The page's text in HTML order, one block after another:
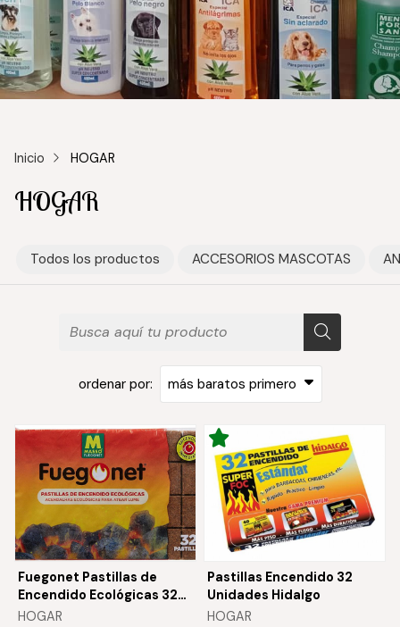
Inicio HOGAR
HOGAR
Todos los productos ACCESORIOS MASCOTAS
ordenar por:
Fuegonet Pastillas de
Encendido Ecológicas 32
Pastillas Massó
HOGAR
Pastillas Encendido 32
Unidades Hidalgo
HOGAR